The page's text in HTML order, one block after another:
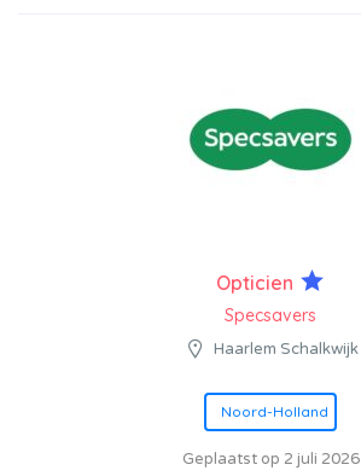
Opticien
Specsavers
Haarlem Schalkwijk
Noord-Holland
Geplaatst op 2 juli 2026